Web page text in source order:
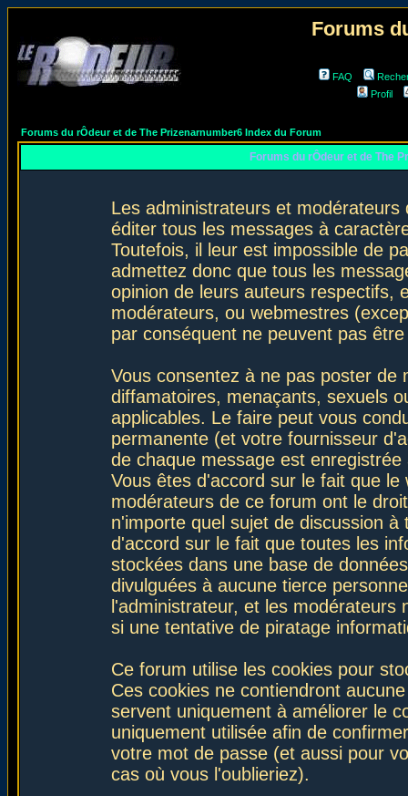
Forums
FAQ
Profil
Forums du rÔdeur et de The Prizenarnumber6 Index du Forum
Forums du rÔdeur et de The
Les administrateurs et
éditer tous les messages à
Toutefois, il leur est impossible de
admettez donc que tous les
opinion de leurs auteurs respectifs,
modérateurs, ou webmestres
par conséquent ne peuvent pas
Vous consentez à ne pas poster de
diffamatoires, menaçants, sexuels
applicables. Le faire peut vous
permanente (et votre fournisseur
de chaque message est
Vous êtes d'accord sur le fait que
modérateurs de ce forum ont le
n'importe quel sujet de discussion
d'accord sur le fait que toutes les
stockées dans une base de
divulguées à aucune tierce
l'administrateur, et les
si une tentative de piratage
Ce forum utilise les cookies pour
Ces cookies ne contiendront
servent uniquement à améliorer le
uniquement utilisée afin de
votre mot de passe (et aussi pour
cas où vous l'oublieriez).